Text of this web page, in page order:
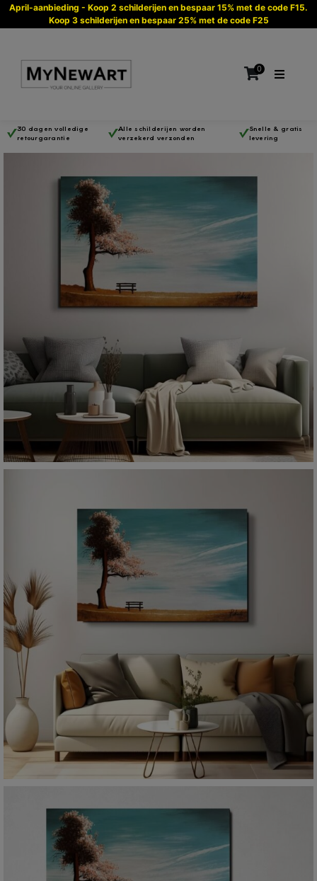
April-aanbieding - Koop 2 schilderijen en bespaar 15% met de code F15.
Koop 3 schilderijen en bespaar 25% met de code F25
0
Geen producten in de winkelwagen.
30 dagen volledige
retourgarantie
Alle schilderijen worden
verzekerd verzonden
Snelle & gratis
levering